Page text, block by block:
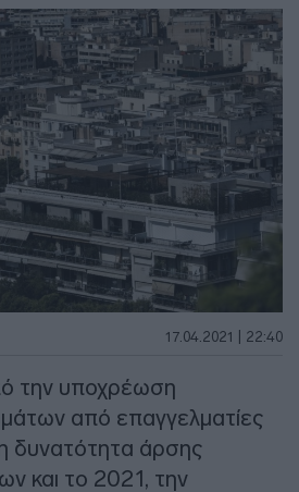
17.04.2021 | 22:40
την υποχρέωση
από επαγγελματίες
δυνατότητα άρσης
και το 2021, την